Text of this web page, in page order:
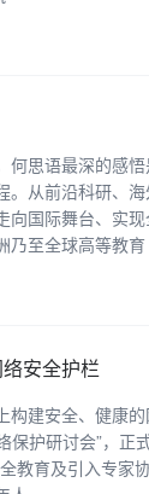
思语最深的感
从前沿科研、
国际舞台、实
乃至全球高等教育
安全护栏
建安全、健康
护研讨会”，正
教育及引入专家